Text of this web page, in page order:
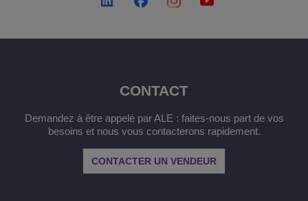
CONTACT
Demandez à être appelé par ALE : faites-nous part de vos
besoins et nous vous contacterons rapidement.
CONTACTER UN VENDEUR